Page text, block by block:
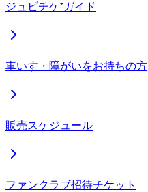
ジュビチケ⁺ガイド
車いす・障がいをお持ちの方
販売スケジュール
ファンクラブ招待チケット